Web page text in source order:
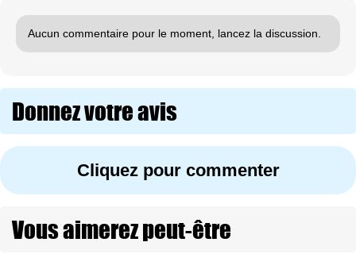
Aucun commentaire pour le moment, lancez la discussion.
Donnez votre avis
Cliquez pour commenter
Vous aimerez peut-être